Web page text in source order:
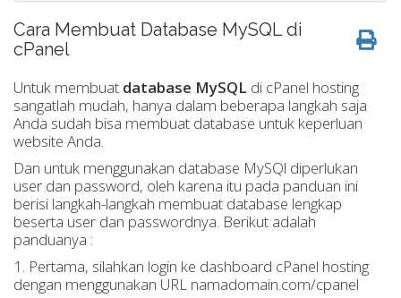
Cara Membuat Database MySQL di
cPanel
Untuk membuat database MySQL di cPanel hosting
sangatlah mudah, hanya dalam beberapa langkah saja
Anda sudah bisa membuat database untuk keperluan
website Anda.
Dan untuk menggunakan database MySQl diperlukan
user dan password, oleh karena itu pada panduan ini
berisi langkah-langkah membuat database lengkap
beserta user dan passwordnya. Berikut adalah
panduanya :
1. Pertama, silahkan login ke dashboard cPanel hosting
dengan menggunakan URL namadomain.com/cpanel